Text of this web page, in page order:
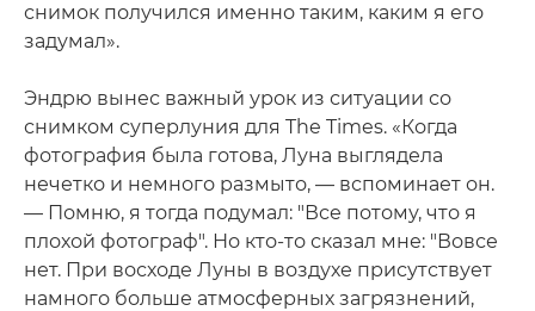
снимок получился именно таким, каким я его
задумал».
Эндрю вынес важный урок из ситуации со
снимком суперлуния для The Times. «Когда
фотография была готова, Луна выглядела
нечетко и немного размыто, — вспоминает он.
— Помню, я тогда подумал: "Все потому, что я
плохой фотограф". Но кто-то сказал мне: "Вовсе
нет. При восходе Луны в воздухе присутствует
намного больше атмосферных загрязнений,